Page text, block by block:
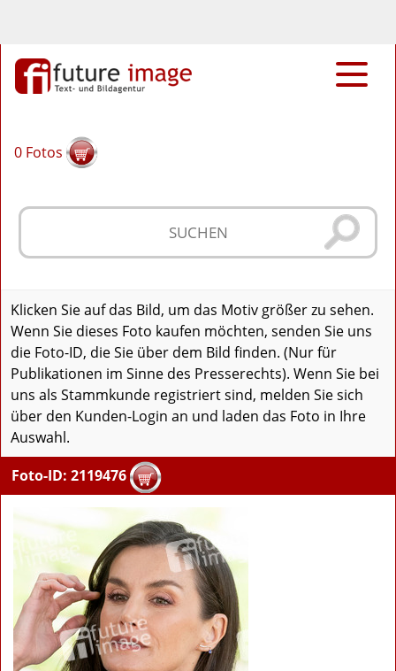
0 Fotos
Klicken Sie auf das Bild, um das Motiv größer zu sehen.
Wenn Sie dieses Foto kaufen möchten, senden Sie uns
die Foto-ID, die Sie über dem Bild finden. (Nur für
Publikationen im Sinne des Presserechts). Wenn Sie bei
uns als Stammkunde registriert sind, melden Sie sich
über den Kunden-Login an und laden das Foto in Ihre
Auswahl.
Foto-ID: 2119476